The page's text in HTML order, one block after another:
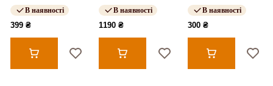
В наявності
399 ₴
ВИДАННЯ
В наявності
1190 ₴
В наявності
300 ₴